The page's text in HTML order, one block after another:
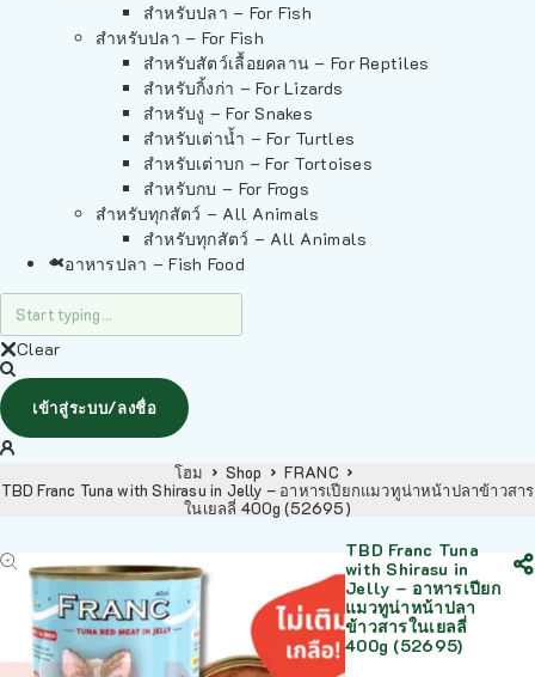
สำหรับปลา – For Fish
สำหรับปลา – For Fish
สำหรับสัตว์เลื้อยคลาน – For Reptiles
สำหรับกิ้งก่า – For Lizards
สำหรับงู – For Snakes
สำหรับเต่าน้ำ – For Turtles
สำหรับเต่าบก – For Tortoises
สำหรับกบ – For Frogs
สำหรับทุกสัตว์ – All Animals
สำหรับทุกสัตว์ – All Animals
อาหารปลา – Fish Food
Clear
เข้าสู่ระบบ/ลงชื่อ
โฮม Shop
FRANC
TBD Franc Tuna with Shirasu in Jelly – อาหารเปียกแมวทูน่าหน้าปลาข้าวสาร
ในเยลลี่ 400g (52695)
TBD Franc Tuna
with Shirasu in
Jelly – อาหารเปียก
แมวทูน่าหน้าปลา
ข้าวสารในเยลลี่
400g (52695)